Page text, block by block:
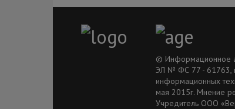
© Информационное
ЭЛ № ФС 77 - 61763,
информационных
мая 2015г. Мнение
Учредитель ООО